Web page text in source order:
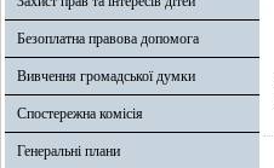
Безоплатна правова допомога
Вивчення громадської думки
Спостережна комісія
Генеральні плани